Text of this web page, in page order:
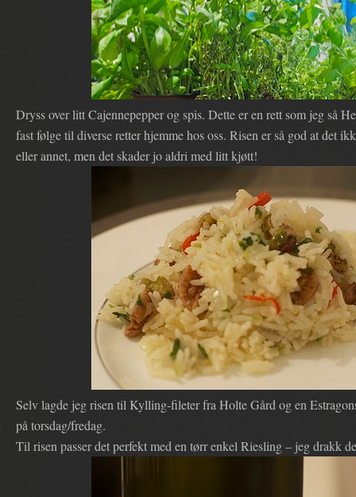
Dryss over litt Cajennepepper og spis. Dette er en rett som jeg så
fast følge til diverse retter hjemme hos oss. Risen er så god at det
eller annet, men det skader jo aldri med litt kjøtt!
Selv lagde jeg risen til Kylling-fileter fra Holte Gård og en
på torsdag/fredag.
Til risen passer det perfekt med en tørr enkel Riesling – jeg drakk